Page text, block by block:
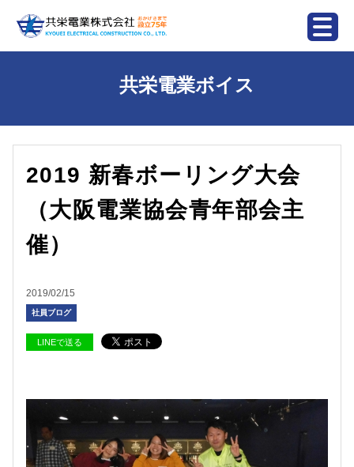
共栄電業ボイス
2019 新春ボーリング大会
（大阪電業協会青年部会主
催）
2019/02/15
社員ブログ
LINEで送る